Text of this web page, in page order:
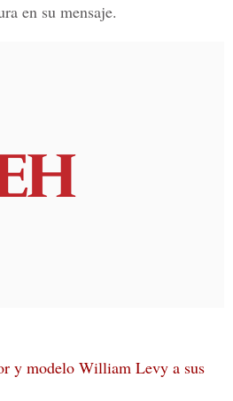
en su mensaje.
y modelo William Levy a sus